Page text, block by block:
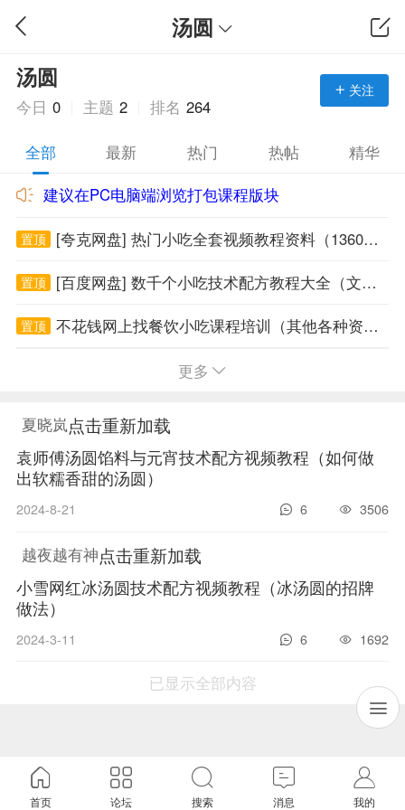
汤圆
关注
汤圆
今日 0 主题 2 排名 264
全部 最新 热门 热帖
精华
建议在PC电脑端浏览打包课程版块
置顶 [夸克网盘] 热门小吃全套视频教程资料（1360G小吃课程免费下载）
置顶 [百度网盘] 数千个小吃技术配方教程大全（文件4700G大小免费下载）
置顶 不花钱网上找餐饮小吃课程培训（其他各种资源也可以找到）
邀请朋友注册网站（推广一个会员奖励2个积分）
更多
夏晓岚点击重新加载
袁师傅汤圆馅料与元宵技术配方视频教程（如何做
出软糯香甜的汤圆）
2024-8-21 3506
6
越夜越有神点击重新加载
小雪网红冰汤圆技术配方视频教程（冰汤圆的招牌
做法）
2024-3-11 1692
6
已显示全部内容
首页 论坛 搜索 消息 我的